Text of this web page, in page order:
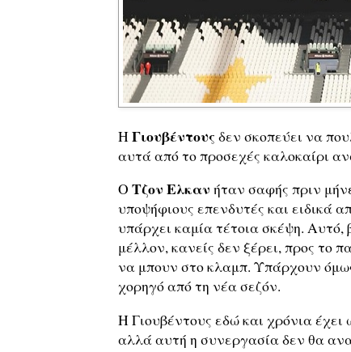
ΗΓιουβέντους δεν σκοπεύει να
αυτά από το προσεχές καλοκαίρι
Ο Τζον Ελκαν ήταν σαφής πριν
υποψήφιους επενδυτές και ειδικά
υπάρχει καμία τέτοια σκέψη. Αυτό,
μέλλον, κανείς δεν ξέρει, προς το
να μπουν στο κλαμπ. Υπάρχουν
χορηγό από τη νέα σεζόν.
Η Γιουβέντους εδώ και χρόνια έχει
αλλά αυτή η συνεργασία δεν θα